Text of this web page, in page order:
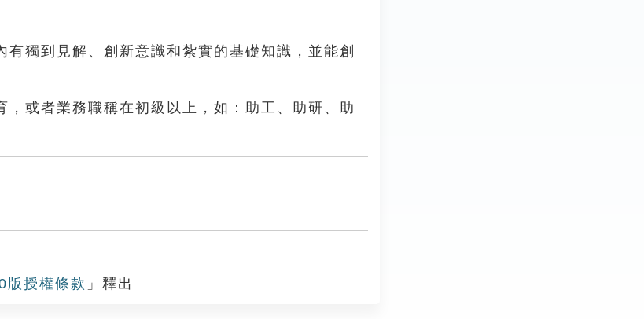
獨到見解、創新意識和紮實的基礎知識，並能創
或者業務職稱在初級以上，如：助工、助研、助
授權條款 」釋出